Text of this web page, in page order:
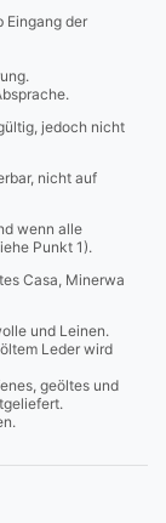
Eingang der
jedoch nicht
nicht auf
wenn alle
Punkt 1).
Casa, Minerwa
und Leinen.
Leder wird
geöltes und